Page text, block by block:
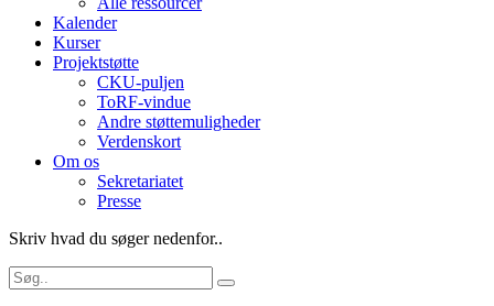
Kalender
Kurser
Projektstøtte
CKU-puljen
ToRF-vindue
Andre støttemuligheder
Verdenskort
Om os
Sekretariatet
Presse
Skriv hvad du søger nedenfor..